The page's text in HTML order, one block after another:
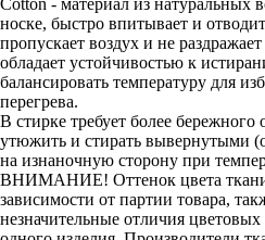
Cotton - материал из натуральных
носке, быстро впитывает и
пропускает воздух и не
обладает устойчивостью к
балансировать температуру для
В стирке требует более
утюжить и стирать вывернутыми
на изнаночную сторону при
ВНИМАНИЕ! Оттенок цвета ткани
зависимости от партии товара,
незначительные отличия цветовых